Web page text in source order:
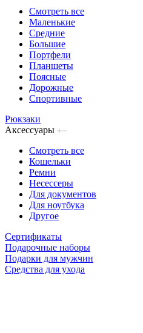
Смотреть все
Маленькие
Средние
Большие
Портфели
Планшеты
Поясные
Дорожные
Спортивные
Рюкзаки
Аксессуары
Смотреть все
Кошельки
Ремни
Несессеры
Для документов
Для ноутбука
Другое
Сертификаты
Подарочные наборы
Подарки для мужчин
Средства для ухода